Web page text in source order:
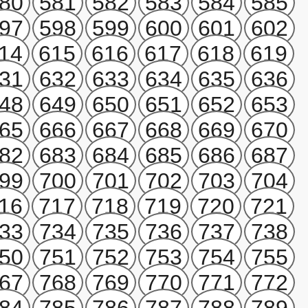
598 599 600 601
602
615 616 617 618
619
632 633 634 635
636
649 650 651 652
653
666 667 668 669
670
683 684 685 686
687
700 701 702 703
704
717 718 719 720
721
734 735 736 737
738
751 752 753 754
755
768 769 770 771
772